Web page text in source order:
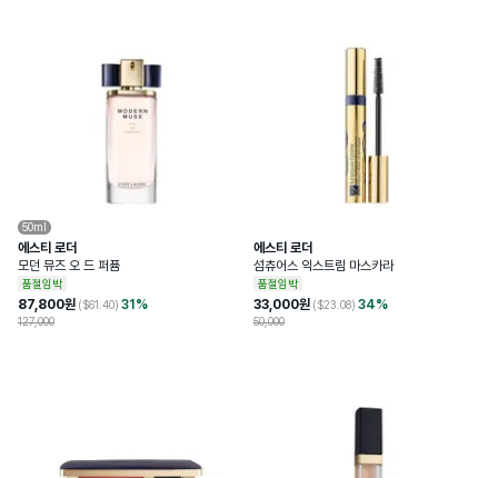
50ml
에스티 로더
모던 뮤즈 오 드 퍼퓸
품절임박
87,800원 ($61.40) 31 %
127,000
에스티 로더
섬츄어스 익스트림 마스카라
품절임박
33,000원 ($23.08) 34%
50,000